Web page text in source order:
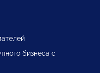
бизнеса с